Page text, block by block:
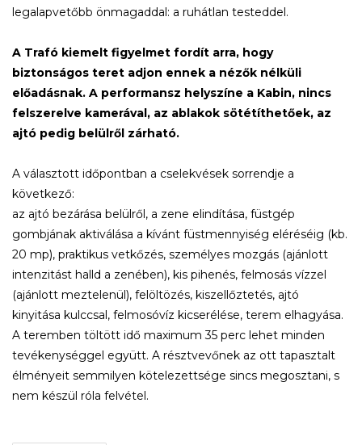
legalapvetőbb önmagaddal: a ruhátlan testeddel.
A Trafó kiemelt figyelmet fordít arra, hogy
biztonságos teret adjon ennek a nézők nélküli
előadásnak. A performansz helyszíne a Kabin, nincs
felszerelve kamerával, az ablakok sötétíthetőek, az
ajtó pedig belülről zárható.
A választott időpontban a cselekvések sorrendje a
következő:
az ajtó bezárása belülről, a zene elindítása, füstgép
gombjának aktiválása a kívánt füstmennyiség eléréséig (kb.
20 mp), praktikus vetkőzés, személyes mozgás (ajánlott
intenzitást halld a zenében), kis pihenés, felmosás vízzel
(ajánlott meztelenül), felöltözés, kiszellőztetés, ajtó
kinyitása kulccsal, felmosóvíz kicserélése, terem elhagyása.
A teremben töltött idő maximum 35 perc lehet minden
tevékenységgel együtt. A résztvevőnek az ott tapasztalt
élményeit semmilyen kötelezettsége sincs megosztani, s
nem készül róla felvétel.